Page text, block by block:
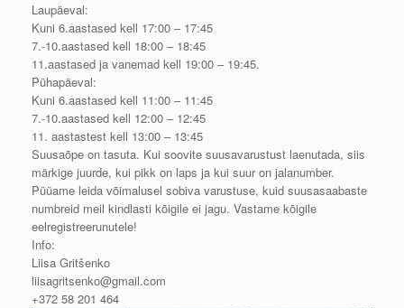
Laupäeval:
Kuni 6.aastased kell 17:00 – 17:45
7.-10.aastased kell 18:00 – 18:45
11.aastased ja vanemad kell 19:00 – 19:45.
Pühapäeval:
Kuni 6.aastased kell 11:00 – 11:45
7.-10.aastased kell 12:00 – 12:45
11. aastastest kell 13:00 – 13:45
Suusaõpe on tasuta. Kui soovite suusavarustust laenutada, siis
märkige juurde, kui pikk on laps ja kui suur on jalanumber.
Püüame leida võimalusel sobiva varustuse, kuid suusasaabaste
numbreid meil kindlasti kõigile ei jagu. Vastame kõigile
eelregistreerunutele!
Info:
Liisa Gritšenko
liisagritsenko@gmail.com
+372 58 201 464